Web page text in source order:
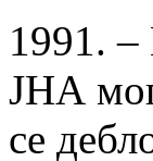
1991. –
ЈНА
се